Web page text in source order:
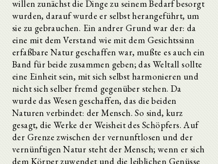
willen zunächst die Dinge zu seinem Bedarf besorgt
wurden, darauf wurde er selbst herangeführt, um
sie zu gebrauchen. Ein andrer Grund war der: da
eine mit dem Verstand wie mit dem Gesichtssinn
erfaßbare Natur geschaffen war, mußte es auch ein
Band für beide zusammen geben; das Weltall sollte
eine Einheit sein, mit sich selbst harmonieren und
nicht sich selber fremd gegenüber stehen. Da
wurde das Wesen geschaffen, das die beiden
Naturen verbindet: der Mensch. So sind, kurz
gesagt, die Werke der Weisheit des Schöpfers. Auf
der Grenze zwischen der vernunftlosen und der
vernünftigen Natur steht der Mensch; wenn er sich
dem Körper zuwendet und die leiblichen Genüsse